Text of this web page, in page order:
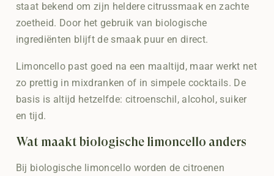
staat bekend om zijn heldere citrussmaak en zachte
zoetheid. Door het gebruik van biologische
ingrediënten blijft de smaak puur en direct.
Limoncello past goed na een maaltijd, maar werkt net
zo prettig in mixdranken of in simpele cocktails. De
basis is altijd hetzelfde: citroenschil, alcohol, suiker
en tijd.
Wat maakt biologische limoncello anders
Bij biologische limoncello worden de citroenen